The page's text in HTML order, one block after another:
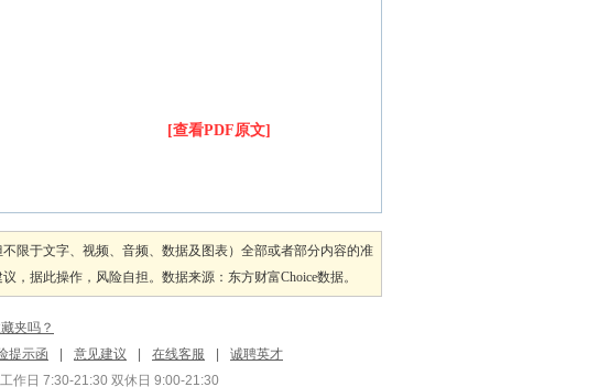
[查看PDF原文]
限于文字、视频、音频、数据及图表）全部或者部分内容的准
据此操作，风险自担。数据来源：东方财富Choice数据。
夹吗？
提示函 意见建议 在线客服
诚聘英才
作日 7:30-21:30 双休日 9:00-21:30